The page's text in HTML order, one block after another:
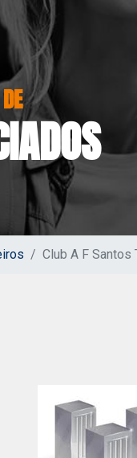
Club A F Santos